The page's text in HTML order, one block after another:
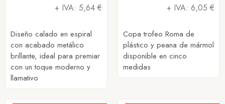
+ IVA: 5,64 €
Diseño calado en espiral
con acabado metálico
brillante, ideal para premiar
con un toque moderno y
llamativo
+ IVA: 6,05 €
Copa trofeo Roma de
plástico y peana de mármol
disponible en cinco
medidas